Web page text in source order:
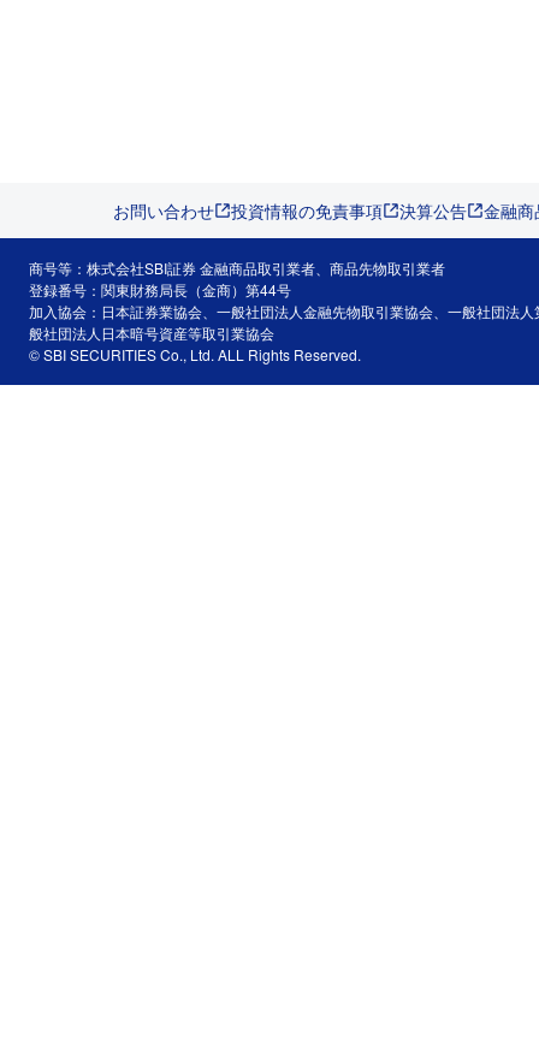
お問い合わせ 投資情報の免責事項 決算公告 金融
商号等：株式会社SBI証券 金融商品取引業者、商品先物取引業者
登録番号：関東財務局長（金商）第44号
加入協会：日本証券業協会、一般社団法人金融先物取引業協会、一般社団法
般社団法人日本暗号資産等取引業協会
© SBI SECURITIES Co., Ltd. ALL Rights Reserved.